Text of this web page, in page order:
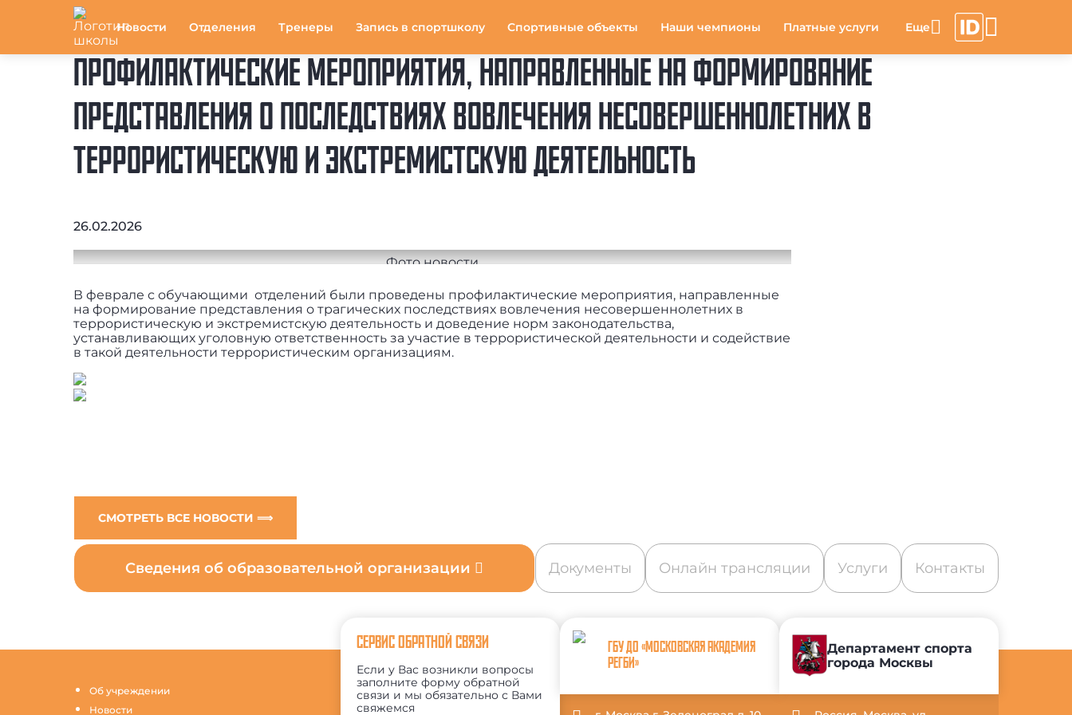
Новости Отделения Тренеры Запись в спортшколу Спортивные объекты Наши чемпионы Платные услуги
ПРОФИЛАКТИЧЕСКИЕ МЕРОПРИЯТИЯ, НАПРАВЛЕННЫЕ НА ФОРМИРОВАНИЕ
ПРЕДСТАВЛЕНИЯ О ПОСЛЕДСТВИЯХ ВОВЛЕЧЕНИЯ НЕСОВЕРШЕННОЛЕТНИХ В
ТЕРРОРИСТИЧЕСКУЮ И ЭКСТРЕМИСТСКУЮ ДЕЯТЕЛЬНОСТЬ
26.02.2026
В феврале с обучающими отделений были проведены профилактические мероприятия, направленные
на формирование представления о трагических последствиях вовлечения несовершеннолетних в
террористическую и экстремистскую деятельность и доведение норм законодательства,
устанавливающих уголовную ответственность за участие в террористической деятельности и содействие
в такой деятельности террористическим организациям.
СМОТРЕТЬ ВСЕ НОВОСТИ ⟹
Сведения об образовательной организации Документы Онлайн трансляции Услуги Контакты
Об учреждении
Новости
СЕРВИС ОБРАТНОЙ СВЯЗИ
Если у Вас возникли вопросы
заполните форму обратной
связи и мы обязательно с Вами
свяжемся
ГБУ ДО «МОСКОВСКАЯ АКАДЕМИЯ
РЕГБИ»
Департамент спорта
города Москвы